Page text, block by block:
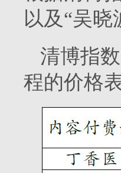
以及“吴
清博指
程的价格